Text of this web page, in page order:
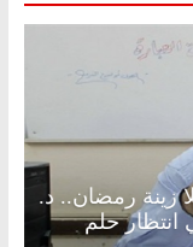
زينة رمضان.. د.
انتظار حلم